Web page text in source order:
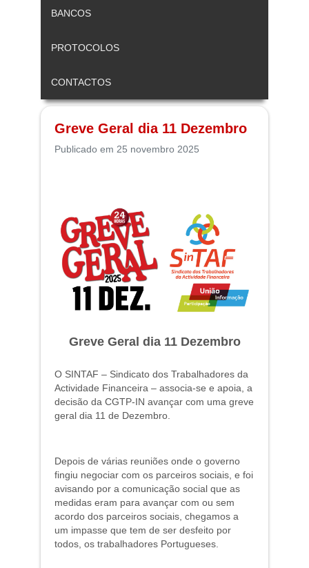
BANCOS
PROTOCOLOS
CONTACTOS
Greve Geral dia 11 Dezembro
Publicado em 25 novembro 2025
Greve Geral dia 11 Dezembro
O SINTAF – Sindicato dos Trabalhadores da
Actividade Financeira – associa-se e apoia, a
decisão da CGTP-IN avançar com uma greve
geral dia 11 de Dezembro.
Depois de várias reuniões onde o governo
fingiu negociar com os parceiros sociais, e foi
avisando por a comunicação social que as
medidas eram para avançar com ou sem
acordo dos parceiros sociais, chegamos a
um impasse que tem de ser desfeito por
todos, os trabalhadores Portugueses.